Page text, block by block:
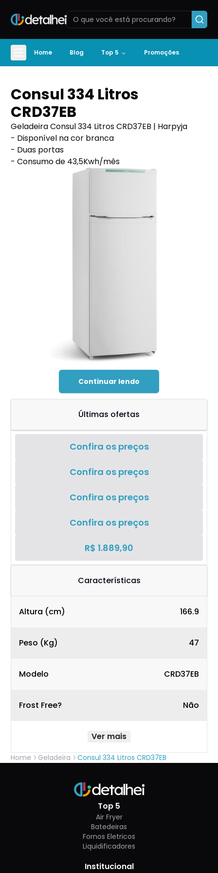
Home Blog Top 5 Promoções
Consul 334 Litros
CRD37EB
Geladeira Consul 334 Litros CRD37EB | Harpyja
- Disponível na cor branca
- Duas portas
- Consumo de 43,5Kwh/mês
Continuar lendo
Últimas ofertas
Confira os preços
Confira os preços
Confira os preços
Confira os preços
R$ 1.889,90
Características
Altura (cm) 166.9
Peso (Kg) 47
Modelo CRD37EB
Frost Free? Não
Ver mais
Home Geladeira Consul 334 Litros CRD37EB
Top 5
Air Fryer
Batedeiras
Fornos Eletricos
Liquidificadores
Institucional